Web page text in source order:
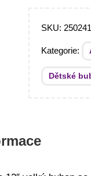
SKU:
Kategorie:
Dětské